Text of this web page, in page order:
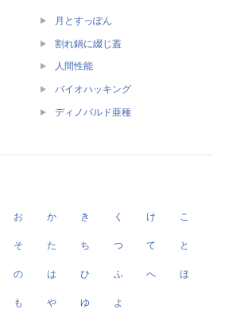
月とすっぽん
割れ鍋に綴じ蓋
人間性能
バイオハッキング
ディノバルド亜種
お か き く け こ
そ た ち つ て と
の は ひ ふ へ ほ
も や ゆ よ